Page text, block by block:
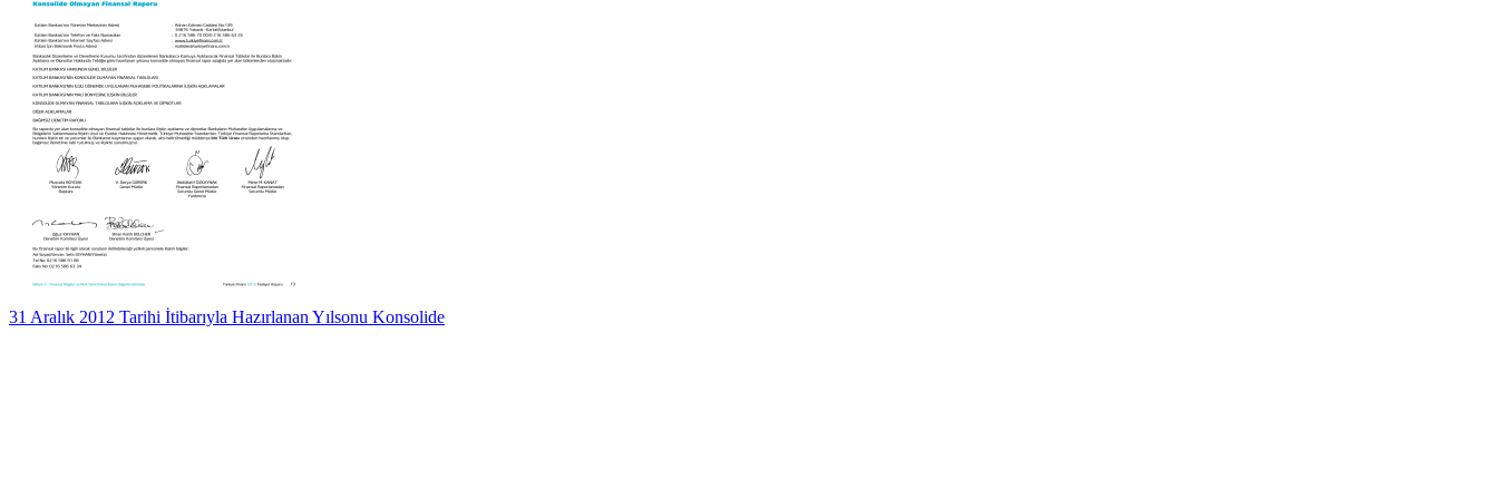
31 Aralık 2012 Tarihi İtibarıyla Hazırlanan Yılsonu Konsolide